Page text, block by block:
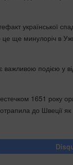
української
ще минулоріч в
подією у
1651 року
до Швеції